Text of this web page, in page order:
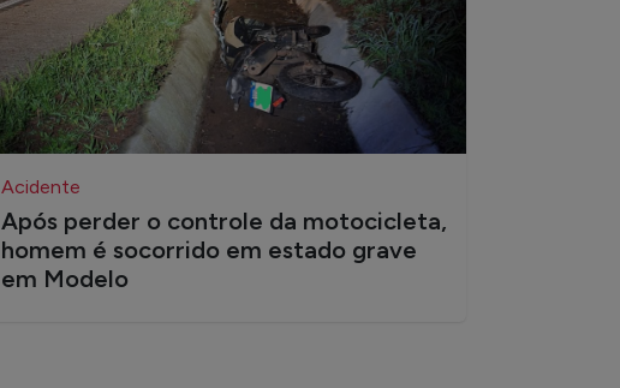
Acidente
Após perder o controle da motocicleta,
homem é socorrido em estado grave
em Modelo